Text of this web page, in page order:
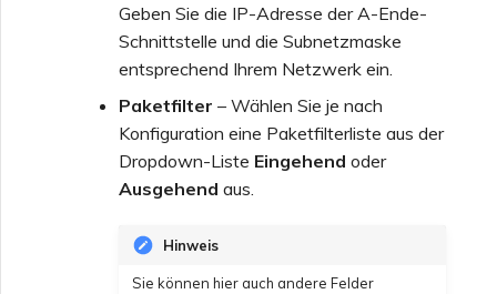
Geben Sie die IP-Adresse der A-Ende-
Schnittstelle und die Subnetzmaske
entsprechend Ihrem Netzwerk ein.
Paketfilter – Wählen Sie je nach
Konfiguration eine Paketfilterliste aus der
Dropdown-Liste Eingehend oder
Ausgehend aus.
Hinweis
Sie können hier auch andere Felder